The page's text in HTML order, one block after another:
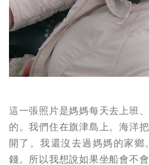
這一張照片是媽媽每天去上班
的。我們住在旗津島上。海洋
開了。我還沒去過媽媽的家鄉
錢。所以我想說如果坐船會不